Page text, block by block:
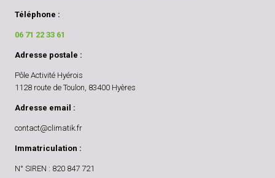
Téléphone :
06 71 22 33 61
Adresse postale :
Pôle Activité Hyérois
1128 route de Toulon, 83400 Hyères
Adresse email :
contact@climatik.fr
Immatriculation :
N° SIREN : 820 847 721